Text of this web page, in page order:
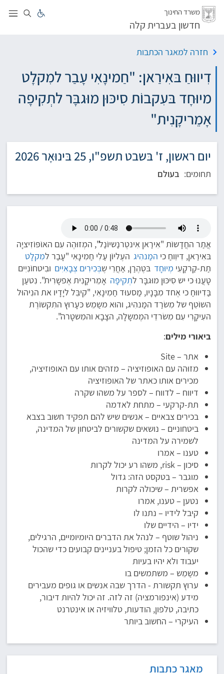
דלג
משרד החינוך
חדשון בעברית קלה
מאגר כתבות
חזרה למאגר הכתבות
דִיווּחַ בּאִירַאן: "חַמינָאִי עָבַר למִקלָט
מיוּחָד בּעִקבוֹת סִיכּוּן מוּגבָּר לתְקִיפָה
אָמֵריקָנִית"
יום ראשון, ז' בּשבט תשפ"ו, 25 בּינוּאָר 2026
תחומים: בעולם
אֲתַר החֲדָשוֹת "אִירַאן אִינטֶרנַשיוֹנַל", המְזוּהֶה עִם האוֹפּוֹזִיציָה
בּאִירַאן, דִיוֵוחַ כי המַנהִיג העֶליוֹן עַלִי חַמִינָאִי "עָבַר למִקלָט
תַת-קַרקָעִי מְיוּחָד בּטֶהֶרַן, אַחֲרֵי שֶבְּכִירִים צְבָאִיִים ובִיטחוֹנִיִים
טָעֲנוּ כי יש סִיכּוּן מוּגבָּר לתְקִיפָה אָמֵריקָנִית אֶפשָרִית". נִטעַן
בַּדִיווּחַ כי אֶחד מִבָּנָיו, מַסעוּד חַמִינָאִי, "קִיבֵּל ליָדָיו את הנִיהוּל
השוֹטֵף של מִשׂרַד המַנהִיג, והוּא משַמֵש כּעָרוּץ התִקשוֹרֶת
העִיקָרִי עִם מִשׂרדֵי המֶמשָלָה, הצָבָא והמִשטָרה".
ביאורי מילים:
אתר – Site
מזוּהה עם האופוזיציה – מזהים אותו עם האופוזיציה,
מכירים אותו כאתר של האופוזיציה
דיווח – לדווח – לספר על משהו שקרה
תת-קרקעי – מתחת לאדמה
בכירים צבאיים – אנשים שיש להם תפקיד חשוב בצבא
ביטחוניים – נושאים שקשורים לביטחון של המדינה,
לשמירה על המדינה
טענו – אמרו
סיכון – risk, משהו רע יכול לקרות
מוגבר – בטקסט הזה: גדול
אפשרית – שיכולה לקרות
נטען – טענו, אמרו
קיבל לידיו – נתנו לו
ידיו – הידיים שלו
ניהול שוטף – לנהל את הדברים היומיומיים, הרגילים,
שקורים כל הזמן; טיפול בעניינים קבועים כדי שהכול
יעבוד ולא יהיו בעיות
משַמֵש – משתמשים בו
ערוץ תקשורת - הדרך שבה אנשים או גופים מעבירים
מידע (אינפורמציה) זה לזה. זה יכול להיות דיבור,
כתיבה, טלפון, הודעות, טלוויזיה או אינטרנט
העיקרי – החשוב ביותר